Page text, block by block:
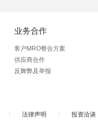
业务合作
客户MRO整合方案
供应商合作
反舞弊及举报
法律声明 投资洽谈